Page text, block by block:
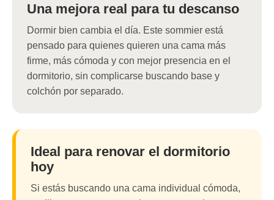
Una mejora real para tu descanso
Dormir bien cambia el día. Este sommier está
pensado para quienes quieren una cama más
firme, más cómoda y con mejor presencia en el
dormitorio, sin complicarse buscando base y
colchón por separado.
Ideal para renovar el dormitorio
hoy
Si estás buscando una cama individual cómoda,
Día Mes Año
Continuar
puede variar por comercio